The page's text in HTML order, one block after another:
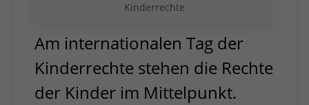
Kinderrechte
Am internationalen Tag der
Kinderrechte stehen die Rechte
der Kinder im Mittelpunkt.